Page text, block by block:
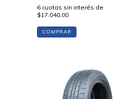
6 cuotas sin interés de
$17.040,00
COMPRAR